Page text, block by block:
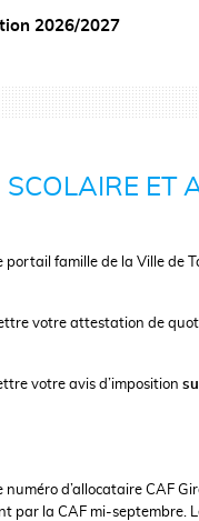
2026/2027
ET
famille de la Ville de
votre attestation de
votre avis d’imposition
d’allocataire CAF
par la CAF mi-